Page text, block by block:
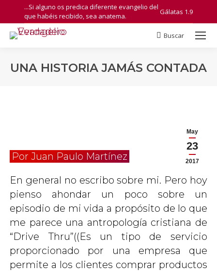
...Si alguno os predica diferente evangelio del
que habéis recibido, sea anatema.
Gálatas 1.9
Search:
Buscar
UNA HISTORIA JAMÁS CONTADA
May
23
2017
Por Juan Paulo Martínez
En general no escribo sobre mi. Pero hoy
pienso ahondar un poco sobre un
episodio de mi vida a propósito de lo que
me parece una antropología cristiana de
“Drive Thru”((Es un tipo de servicio
proporcionado por una empresa que
permite a los clientes comprar productos